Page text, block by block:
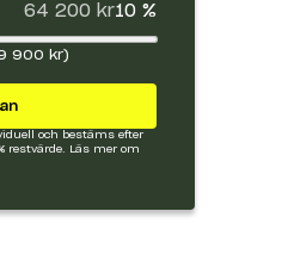
64 200 kr10%
900 kr)
och bestäms efter
restvärde.
Läs mer om